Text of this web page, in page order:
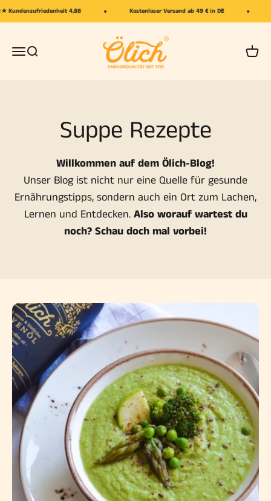
Zum Inhalt springen
4,88 Kostenloser Versand ab 49 € in DE
Navigationsmenü öffnen
Suche öffnen
Ölich
Suppe Rezepte
Willkommen auf dem Ölich-Blog!
Unser Blog ist nicht nur eine Quelle für gesunde
Ernährungstipps, sondern auch ein Ort zum Lachen,
Lernen und Entdecken.Also worauf wartest du
noch? Schau doch mal vorbei!